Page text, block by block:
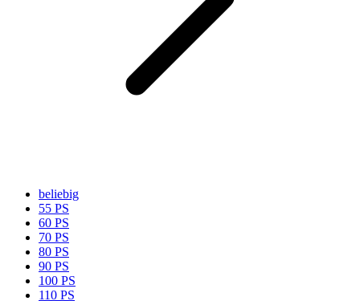
beliebig
55 PS
60 PS
70 PS
80 PS
90 PS
100 PS
110 PS